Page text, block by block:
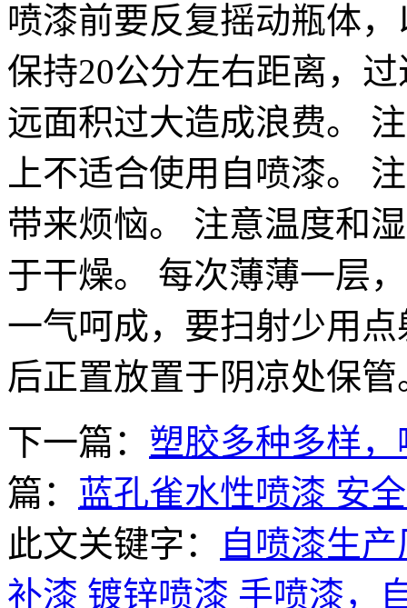
喷漆前要反复摇动瓶体
保持20公分左右距离，
远面积过大造成浪费。
上不适合使用自喷漆。
带来烦恼。 注意温度和
于干燥。 每次薄薄一层
一气呵成，要扫射少用
后正置放置于阴凉处保管
下一篇： 塑胶多种多样
篇： 蓝孔雀水性喷漆 安
此文关键字：
自喷漆生
补漆 镀锌喷漆 手喷漆，